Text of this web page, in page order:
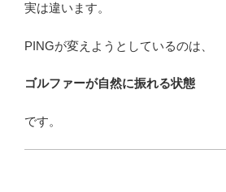
実は違います。
PINGが変えようとしているのは、
ゴルファーが自然に振れる状態
です。